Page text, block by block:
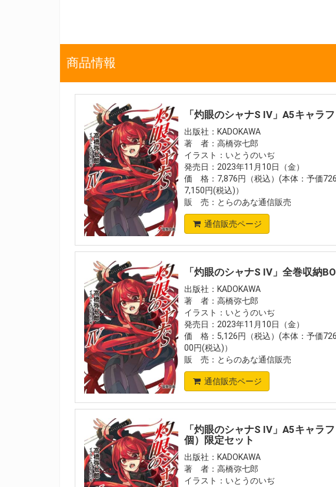
商品情報
「灼眼のシャナS IV」A5キャラ
出版社：KADOKAWA
著 者：高橋弥七郎
イラスト：いとうのいぢ
発売日：2023年11月10日（金）
価 格：7,876円（税込）(本体：予価
7,150円(税込)）
販 売：とらのあな通信販売
通信販売ページ
「灼眼のシャナS IV」全巻収納
出版社：KADOKAWA
著 者：高橋弥七郎
イラスト：いとうのいぢ
発売日：2023年11月10日（金）
価 格：5,126円（税込）(本体：予価
00円(税込)）
販 売：とらのあな通信販売
通信販売ページ
「灼眼のシャナS IV」A5キャラ
個）限定セット
出版社：KADOKAWA
著 者：高橋弥七郎
イラスト：いとうのいぢ